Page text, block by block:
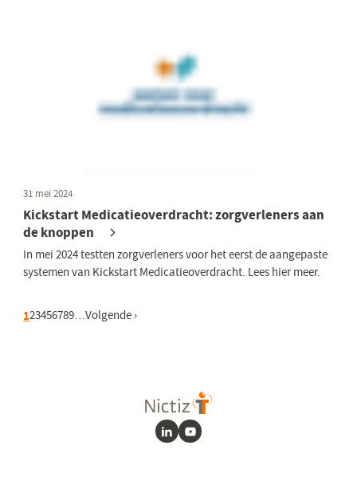
31 mei 2024
Kickstart Medicatieoverdracht: zorgverleners aan
de knoppen
In mei 2024 testten zorgverleners voor het eerst de aangepaste
systemen van Kickstart Medicatieoverdracht. Lees hier meer.
Huidige pagina
1Pagina
2Pagina
3Pagina
4Pagina
5Pagina
6Pagina
7Pagina
8Pagina
9…Volgende pagina
Volgende ›
LinkedInYoutube